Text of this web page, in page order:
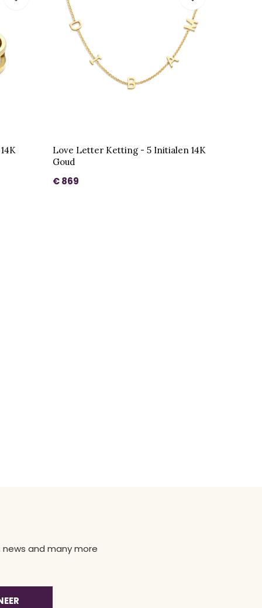
Love Letter Ketting - 5 Initialen 14K
Goud
€ 869
and many more